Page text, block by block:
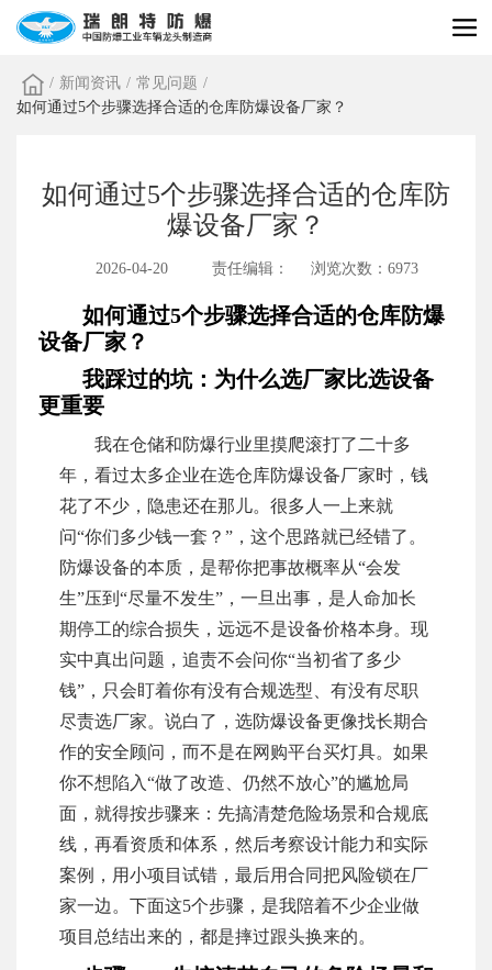
/ 新闻资讯 / 常见问题 /
如何通过5个步骤选择合适的仓库防爆设备厂家？
如何通过5个步骤选择合适的仓库防
爆设备厂家？
2026-04-20 责任编辑： 浏览次数：6973
如何通过5个步骤选择合适的仓库防爆
设备厂家？
我踩过的坑：为什么选厂家比选设备
更重要
我在仓储和防爆行业里摸爬滚打了二十多
年，看过太多企业在选仓库防爆设备厂家时，钱
花了不少，隐患还在那儿。很多人一上来就
问“你们多少钱一套？”，这个思路就已经错了。
防爆设备的本质，是帮你把事故概率从“会发
生”压到“尽量不发生”，一旦出事，是人命加长
期停工的综合损失，远远不是设备价格本身。现
实中真出问题，追责不会问你“当初省了多少
钱”，只会盯着你有没有合规选型、有没有尽职
尽责选厂家。说白了，选防爆设备更像找长期合
作的安全顾问，而不是在网购平台买灯具。如果
你不想陷入“做了改造、仍然不放心”的尴尬局
面，就得按步骤来：先搞清楚危险场景和合规底
线，再看资质和体系，然后考察设计能力和实际
案例，用小项目试错，最后用合同把风险锁在厂
家一边。下面这5个步骤，是我陪着不少企业做
项目总结出来的，都是摔过跟头换来的。